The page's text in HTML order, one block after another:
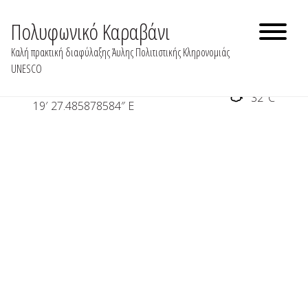
content
Πολυφωνικό Καραβάνι
Καλή πρακτική διαφύλαξης Άυλης Πολιτιστικής Κληρονομιάς
UNESCOΠαραπόταμος
19′ 27.485878584″ E
32°C